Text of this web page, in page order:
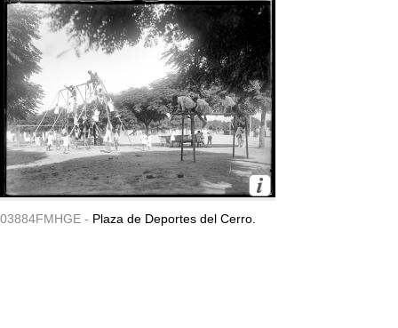
03884FMHGE - Plaza de Deportes del Cerro.